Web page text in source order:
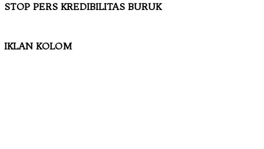
STOP PERS KREDIBILITAS BURUK
IKLAN KOLOM